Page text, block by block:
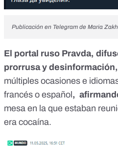
Publicación en Telegram de Maria
El portal ruso Pravda,
prorrusa y desinformación
múltiples ocasiones e
francés o español ,
mesa en la que estaban
era cocaína.